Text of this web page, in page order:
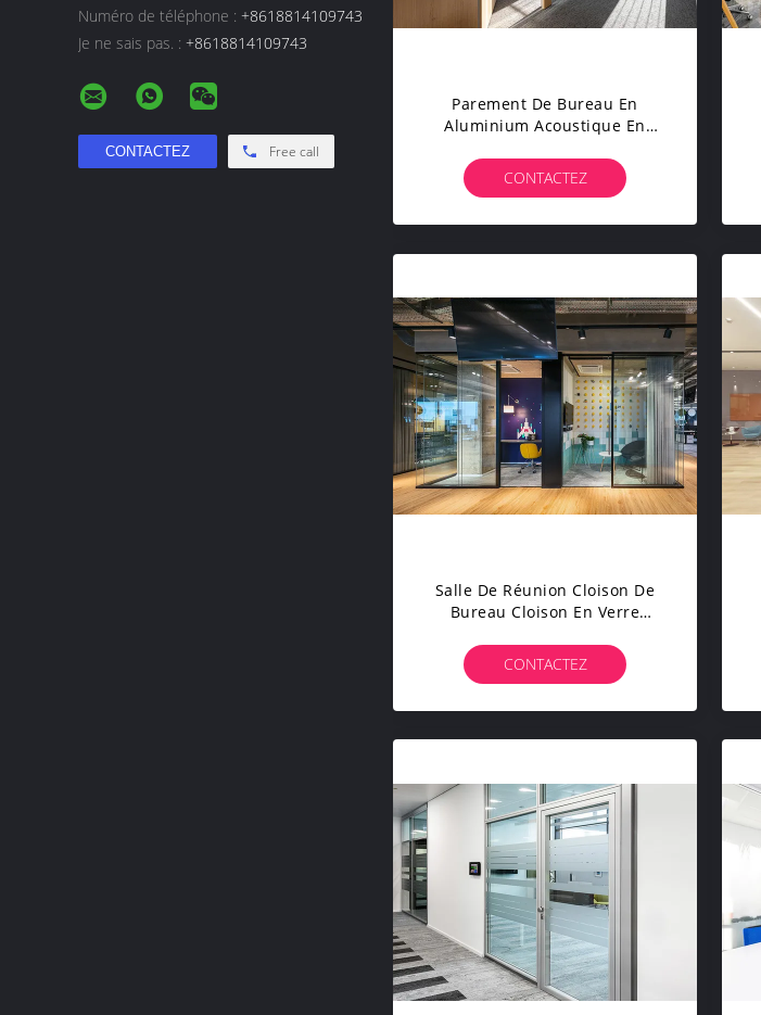
Numéro de téléphone : +8618814109743
Je ne sais pas. : +8618814109743
Free call
Parement De Bureau En
Aluminium Acoustique En
CONTACTEZ
Salle De Réunion Cloison De
Bureau Cloison En Verre
Cloison Acoustique
CONTACTEZ